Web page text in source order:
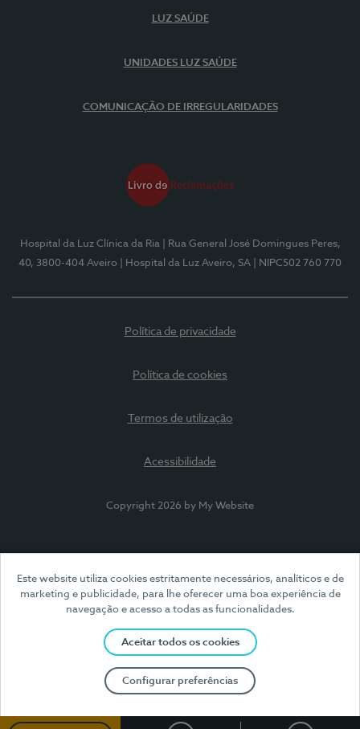
Este website utiliza cookies estritamente necessários, analíticos e de
marketing e publicidade, para lhe oferecer uma boa experiência de
navegação e acesso a todas as funcionalidades.
Aceitar todos os cookies
Configurar preferências
LUZ SAÚDE
UNIDADES LUZ SAÚDE
COMUNICAÇÃO DE IRREGULARIDADES
Hospital da Luz Clínica da Ria
| Rua General José Domingues Peres,
40, 3800-404 Aveiro
| Hospital da Luz Aveiro, SA | NIPC502 760 770
Política de privacidade
Política de cookies
Termos de utilização
Acessibilidade
Copyright 2026 by My Website